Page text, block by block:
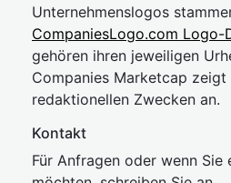
Unternehmenslogos
CompaniesLogo.com Logo-
gehören ihren jeweiligen
Companies Marketcap zeigt
redaktionellen Zwecken an.
Kontakt
Für Anfragen oder wenn Sie